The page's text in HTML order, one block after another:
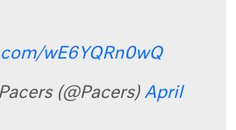
wE6YQRn0wQ
(@Pacers) April